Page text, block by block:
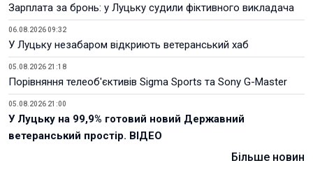
Зарплата за бронь: у Луцьку судили фіктивного викладача
06.08.2026 09:32
У Луцьку незабаром відкриють ветеранський хаб
05.08.2026 21:18
Порівняння телеоб'єктивів Sigma Sports та Sony G-Master
05.08.2026 21:00
У Луцьку на 99,9% готовий новий Державний
ветеранський простір. ВІДЕО
Більше новин